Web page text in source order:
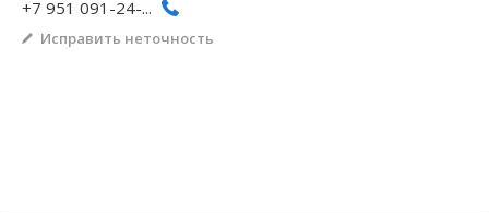
Волгоградская область
Кировоградская область
Восточно-Казахстанская область
Архангельское
+7 951 091-24-...
Исправить неточность